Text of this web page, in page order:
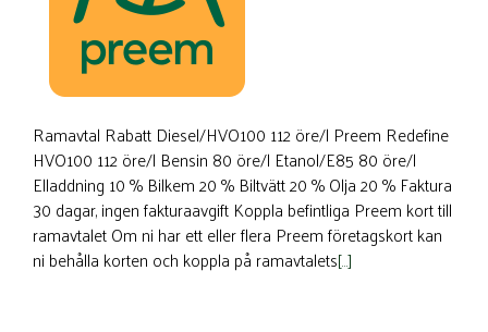
Ramavtal Rabatt Diesel/HVO100 112 öre/l Preem Redefine
HVO100 112 öre/l Bensin 80 öre/l Etanol/E85 80 öre/l
Elladdning 10 % Bilkem 20 % Biltvätt 20 % Olja 20 % Faktura
30 dagar, ingen fakturaavgift Koppla befintliga Preem kort till
ramavtalet Om ni har ett eller flera Preem företagskort kan
ni behålla korten och koppla på ramavtalets[…]